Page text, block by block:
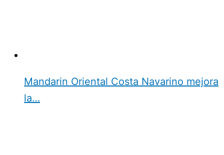
Mandarin Oriental Costa Navarino mejora
la…